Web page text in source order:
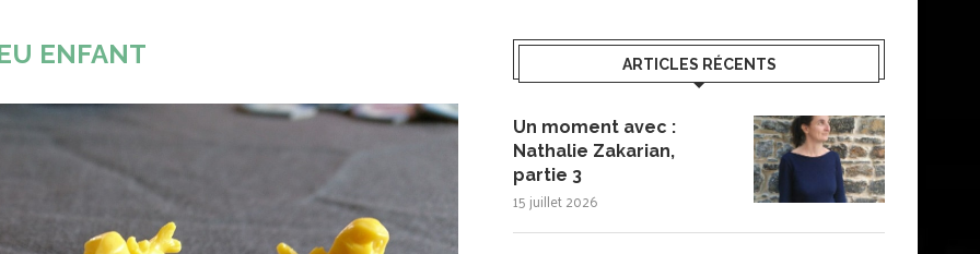
ENFANT ARTICLES RÉCENTS
Un moment avec :
Nathalie Zakarian,
partie 3
15 juillet 2026